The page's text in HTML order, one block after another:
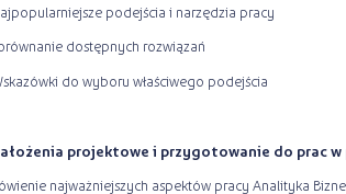
podejścia i narzędzia pracy
dostępnych rozwiązań
do wyboru właściwego podejścia
projektowe i przygotowanie do prac w
najważniejszych aspektów pracy Analityka